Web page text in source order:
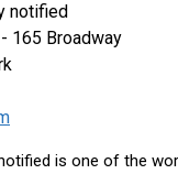
notified
165 Broadway
is one of the